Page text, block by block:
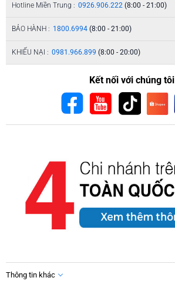
Hotline Miền Trung : 0926.906.222 (8:00 - 21:00)
BẢO HÀNH : 1800.6994 (8:00 - 21:00)
KHIẾU NẠI : 0981.966.899 (8:00 - 20:00)
Kết nối với chúng tôi
Thông tin khác